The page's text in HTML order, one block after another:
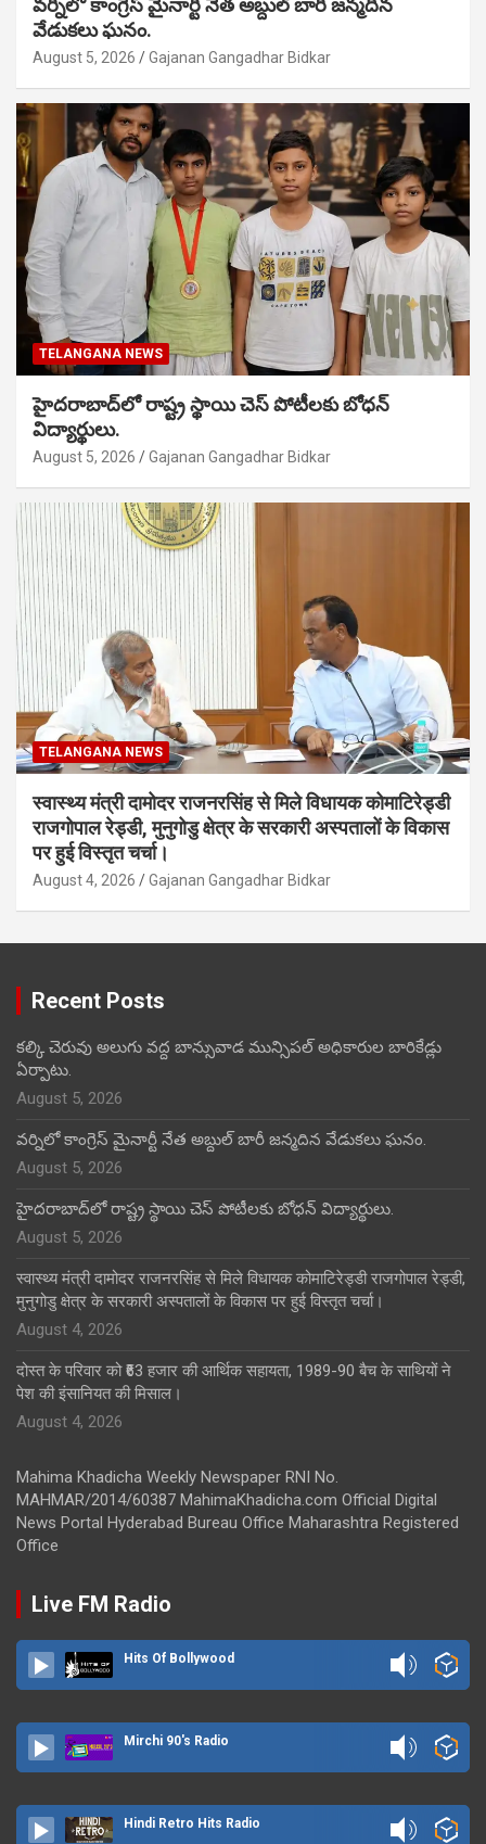
వర్నిలో కాంగ్రెస్ మైనార్టీ నేత అబ్దుల్ బారీ జన్మదిన
వేడుకలు ఘనం.
August 5, 2026 Gajanan Gangadhar Bidkar
TELANGANA NEWS
హైదరాబాద్‌లో రాష్ట్ర స్థాయి చెస్ పోటీలకు బోధన్
విద్యార్థులు.
August 5, 2026 Gajanan Gangadhar Bidkar
TELANGANA NEWS
स्वास्थ्य मंत्री दामोदर राजनरसिंह से मिले विधायक कोमाटिरेड्डी
राजगोपाल रेड्डी, मुनुगोडु क्षेत्र के सरकारी अस्पतालों के विकास
पर हुई विस्तृत चर्चा।
August 4, 2026 Gajanan Gangadhar Bidkar
Recent Posts
కల్కి చెరువు అలుగు వద్ద బాన్సువాడ మున్సిపల్ అధికారుల బారికేడ్లు
ఏర్పాటు.
August 5, 2026
వర్నిలో కాంగ్రెస్ మైనార్టీ నేత అబ్దుల్ బారీ జన్మదిన వేడుకలు ఘనం.
August 5, 2026
హైదరాబాద్‌లో రాష్ట్ర స్థాయి చెస్ పోటీలకు బోధన్ విద్యార్థులు.
August 5, 2026
स्वास्थ्य मंत्री दामोदर राजनरसिंह से मिले विधायक कोमाटिरेड्डी राजगोपाल रेड्डी,
मुनुगोडु क्षेत्र के सरकारी अस्पतालों के विकास पर हुई विस्तृत चर्चा।
August 4, 2026
दोस्त के परिवार को ₹63 हजार की आर्थिक सहायता, 1989-90 बैच के साथियों ने
पेश की इंसानियत की मिसाल।
August 4, 2026
Mahima Khadicha Weekly Newspaper RNI No.
MAHMAR/2014/60387 MahimaKhadicha.com Official Digital
News Portal Hyderabad Bureau Office Maharashtra Registered
Office
Live FM Radio
Hits Of Bollywood
Mirchi 90's Radio
Hindi Retro Hits Radio